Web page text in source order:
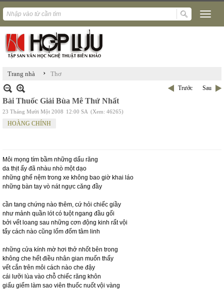
Trang nhà › Thơ
Trước Sau
Bài Thuốc Giải Bùa Mê Thứ Nhất
23 Tháng Mười Một 2008 12:00 SA (Xem: 46265)
HOÀNG CHÍNH
Môi mọng tím bầm những dấu răng
da thịt ấy đã nhàu nhò một dạo
những ghế nệm trong xe không bao giờ khai láo
những bàn tay vò nát ngực căng đầy
cần tang chứng nào thêm, cứ hỏi chiếc giầy
như mảnh quần lót có tuột ngang đầu gối
bởi vết loang sau những cơn động kinh rất vội
tẩy cách nào cũng lốm đốm tâm linh
những cửa kính mờ hơi thở nhốt bên trong
không che hết điều nhân gian muốn thấy
vết cắn trên môi cách nào che đậy
cái lưỡi lùa vào chỗ chiếc răng khôn
giấu giếm làm sao viên thuốc nuốt vội vàng